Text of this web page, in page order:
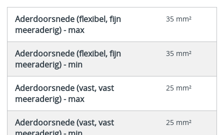
Aderdoorsnede (flexibel, fijn
meeraderig) - max
35 mm²
Aderdoorsnede (flexibel, fijn
meeraderig) - min
35 mm²
Aderdoorsnede (vast, vast
meeraderig) - max
25 mm²
Aderdoorsnede (vast, vast
25 mm²